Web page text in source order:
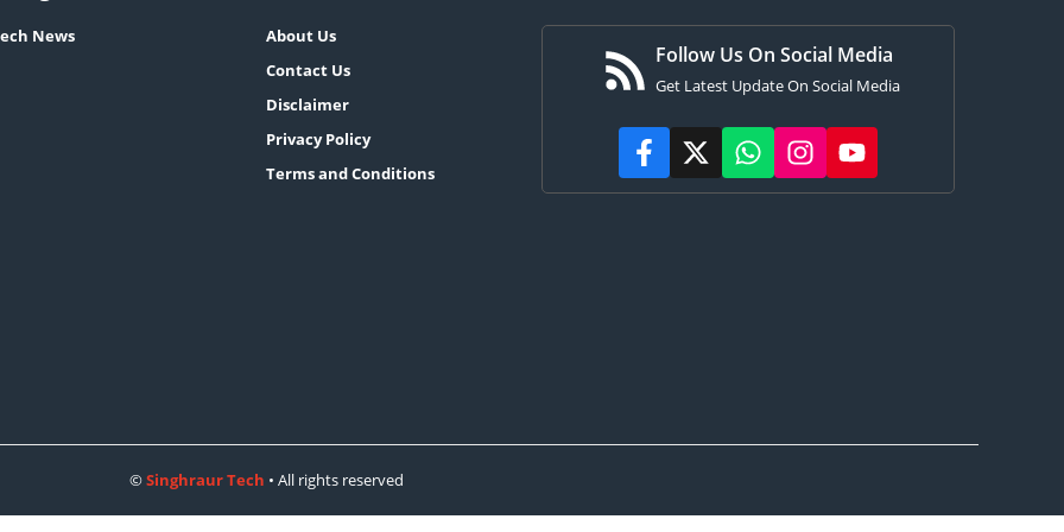
News
About Us
Contact Us
Disclaimer
Privacy Policy
Terms and Conditions
Follow Us On Social Media
Get Latest Update On Social Media
©Singhraur Tech • All rights reserved